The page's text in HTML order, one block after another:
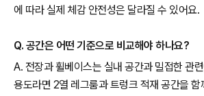
에 따라 실제 체감 안전성은 달라질 수 있어요.
Q. 공간은 어떤 기준으로 비교해야 하나요?
A. 전장과 휠베이스는 실내 공간과 밀접한 관
용도라면 2열 레그룸과 트렁크 적재 공간을